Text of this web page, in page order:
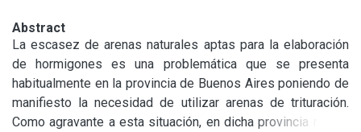
Abstract
La escasez de arenas naturales aptas para la elaboración
de hormigones es una problemática que se presenta
habitualmente en la provincia de Buenos Aires poniendo de
manifiesto la necesidad de utilizar arenas de trituración.
Como agravante a esta situación, en dicha provincia rige la